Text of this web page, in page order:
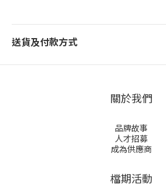
送貨及付款方式
關於我們
品牌故事
人才招募
成為供應商
檔期活動